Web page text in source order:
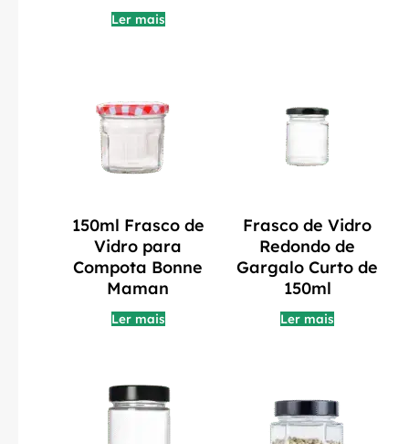
Ler mais
150ml Frasco de
Vidro para
Compota Bonne
Maman
Ler mais
Frasco de Vidro
Redondo de
Gargalo Curto de
150ml
Ler mais